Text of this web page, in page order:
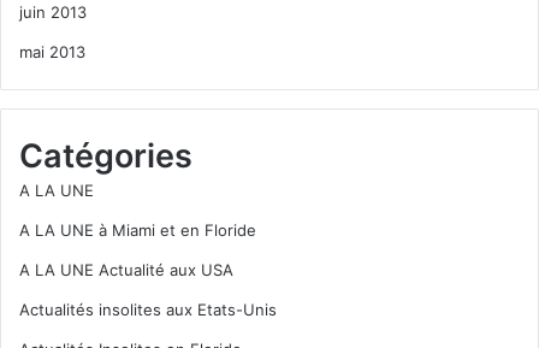
juin 2013
mai 2013
Catégories
A LA UNE
A LA UNE à Miami et en Floride
A LA UNE Actualité aux USA
Actualités insolites aux Etats-Unis